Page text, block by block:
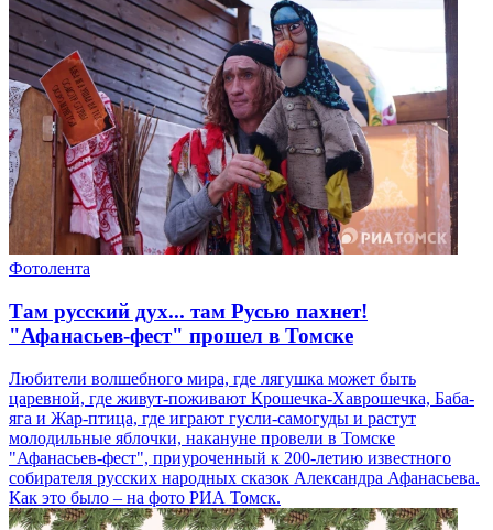
Фотолента
Там русский дух... там Русью пахнет!
"Афанасьев-фест" прошел в Томске
Любители волшебного мира, где лягушка может быть
царевной, где живут-поживают Крошечка-Хаврошечка, Баба-
яга и Жар-птица, где играют гусли-самогуды и растут
молодильные яблочки, накануне провели в Томске
"Афанасьев-фест", приуроченный к 200-летию известного
собирателя русских народных сказок Александра Афанасьева.
Как это было – на фото РИА Томск.